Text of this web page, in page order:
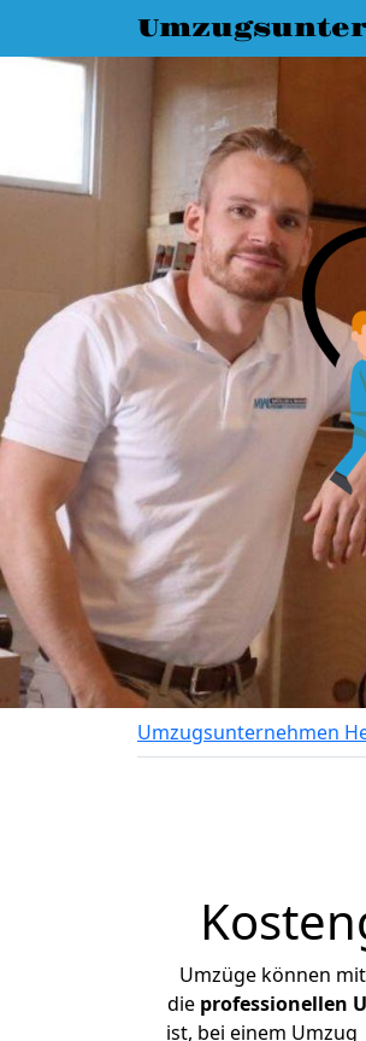
Umzugsunternehmen
Umzüge können
die professionellen
ist, bei einem